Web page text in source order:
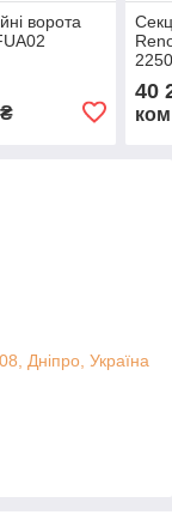
ворота
40
Дніпро, Україна